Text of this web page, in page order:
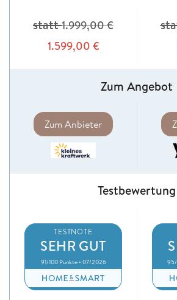
statt1.999,00€
1.599,00 €
Zum Angebot
Zum Anbieter
Testbewertung
TESTNOTE
SEHR GUT
91/100 Punkte • 07/2026 95/